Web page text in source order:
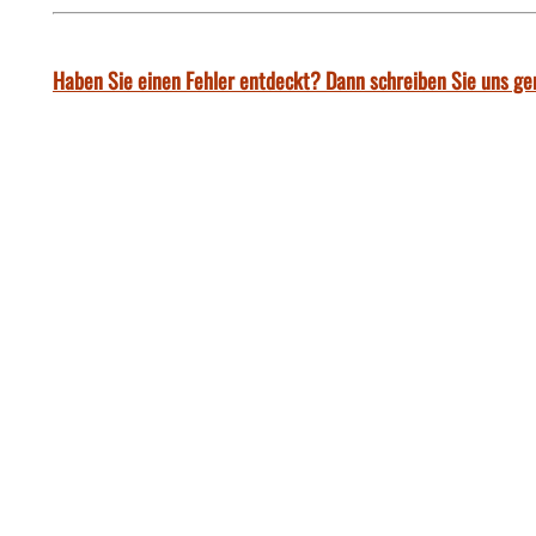
Haben Sie einen Fehler entdeckt? Dann schreiben Sie uns